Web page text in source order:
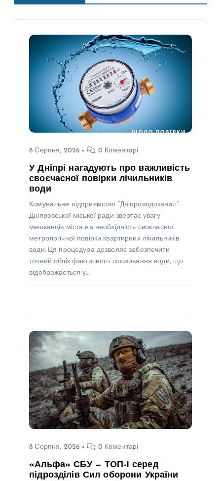
8 Серпня, 2026 0 Коментарі
У Дніпрі нагадують про важливість
своєчасної повірки лічильників
води
Комунальне підприємство “Дніпроводоканал”
Дніпровської міської ради звертає увагу
мешканців міста на необхідність своєчасної
метрологічної повірки квартирних лічильників
води. Ця процедура дозволяє забезпечити
точний облік фактичного споживання води, що
відображається у…
8 Серпня, 2026 0 Коментарі
«Альфа» СБУ — ТОП-1 серед
підрозділів Сил оборони України